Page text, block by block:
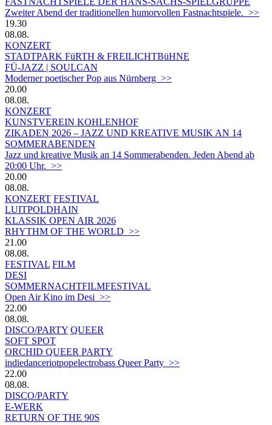
Zweiter Abend der traditionellen humorvollen Fastnachtspiele. >>
19.30
08.08.
KONZERT
STADTPARK FüRTH & FREILICHTBüHNE
FÜ-JAZZ | SOULCAN
Moderner poetischer Pop aus Nürnberg >>
20.00
08.08.
KONZERT
KUNSTVEREIN KOHLENHOF
ZIKADEN 2026 – JAZZ UND KREATIVE MUSIK AN 14
SOMMERABENDEN
Jazz und kreative Musik an 14 Sommerabenden. Jeden Abend ab
20:00 Uhr. >>
20.00
08.08.
KONZERT FESTIVAL
LUITPOLDHAIN
KLASSIK OPEN AIR 2026
RHYTHM OF THE WORLD >>
21.00
08.08.
FESTIVAL FILM
DESI
SOMMERNACHTFILMFESTIVAL
Open Air Kino im Desi >>
22.00
08.08.
DISCO/PARTY QUEER
SOFT SPOT
ORCHID QUEER PARTY
indiedanceriotpopelectrobass Queer Party >>
22.00
08.08.
DISCO/PARTY
E-WERK
RETURN OF THE 90S